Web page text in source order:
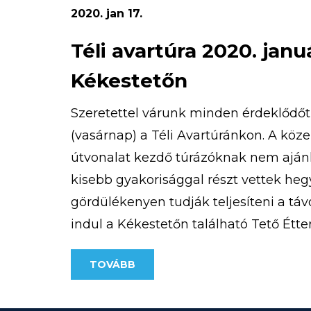
2020. jan 17.
Téli avartúra 2020.
Kékestetőn
Szeretettel várunk minden érdeklődőt
(vasárnap) a Téli Avartúránkon. A
útvonalat kezdő túrázóknak nem
kisebb gyakorisággal részt vettek
gördülékenyen tudják teljesíteni a
indul a Kékestetőn található Tető
500 Ft/fő A pontos útvonal az alábbi […]
TOVÁBB